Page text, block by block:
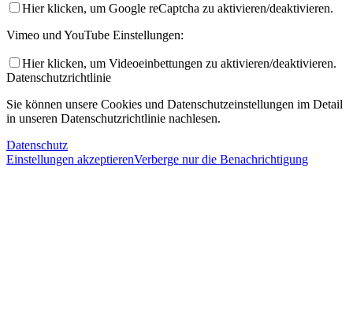
Hier klicken, um Google reCaptcha zu aktivieren/deaktivieren.
Vimeo und YouTube Einstellungen:
Hier klicken, um Videoeinbettungen zu aktivieren/deaktivieren.
Datenschutzrichtlinie
Sie können unsere Cookies und Datenschutzeinstellungen im Detail
in unseren Datenschutzrichtlinie nachlesen.
Datenschutz
Einstellungen akzeptierenVerberge nur die Benachrichtigung